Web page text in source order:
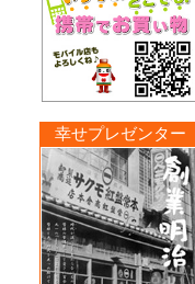
幸せプレゼンター